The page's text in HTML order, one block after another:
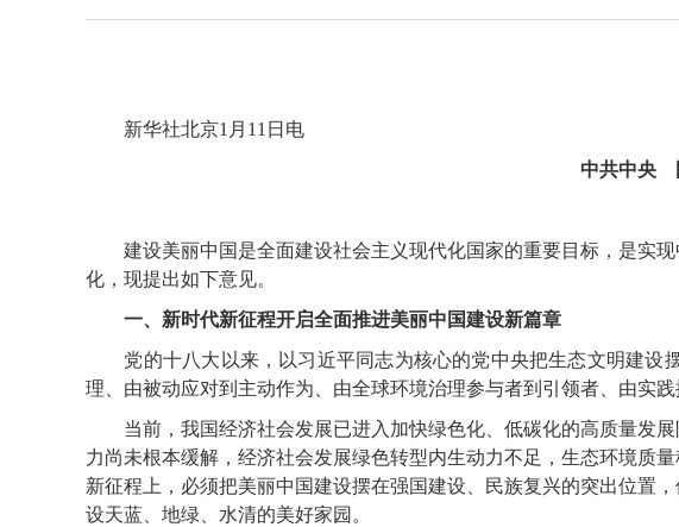
新华社北京1月11日电
中共中央
建设美丽中国是全面建设社会主义现代化国家的重要目标，是实现
化，现提出如下意见。
一、新时代新征程开启全面推进美丽中国建设新篇章
党的十八大以来，以习近平同志为核心的党中央把生态文明建设
理、由被动应对到主动作为、由全球环境治理参与者到引领者、由实
当前，我国经济社会发展已进入加快绿色化、低碳化的高质量发展
力尚未根本缓解，经济社会发展绿色转型内生动力不足，生态环境质
新征程上，必须把美丽中国建设摆在强国建设、民族复兴的突出位置
设天蓝、地绿、水清的美好家园。